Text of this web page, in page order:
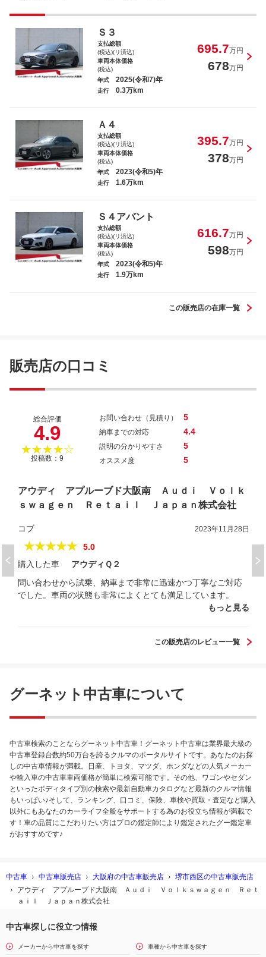
アウディ Ａ３ スポーツバック３０ＴＦ
ＳＩ
ワトロ Ｓライン
アウディ Ａ８ ５５ＴＦＳＩクワトロ
グレード
Ｓ３
支払総額
(税込)(リ済込)
695.7万円
車両本体価格
(税込)
678万円
年式 2025(令和7)年
走行 0.3万km
Ａ４
支払総額
(税込)(リ済込)
395.7万円
車両本体価格
(税込)
378万円
年式 2023(令和5)年
走行 1.6万km
Ｓ４アバント
支払総額
(税込)(リ済込)
616.7万円
車両本体価格
(税込)
598万円
年式 2023(令和5)年
走行 1.9万km
この販売店の在庫一覧
販売店の口コミ
総合評価
4.9
★★★★☆
投稿数：9
お問い合わせ（見積り） 5
納車までの対応 4.4
説明の分かりやすさ 5
オススメ度 5
アウディ アプルーブド大阪南 Ａｕｄｉ Ｖｏｌｋ
ｓｗａｇｅｎ Ｒｅｔａｉｌ Ｊａｐａｎ株式会社
コブ 2023年11月28日
★★★★★
5.0
購入した車
アウディＱ２
問い合わせから試乗、納車まで非常に迅速かつ丁寧なご対応
でした。車両の状態も非常によくとても満足しています。
もっと見る
この販売店のレビュー一覧
グーネット中古車について
中古車検索のことならグーネット中古車！グーネット中古車は業界最大級の
中古車登録台数約50万台を誇るクルマのポータルサイトです。あなたのお探
しの中古車情報が満載。日産、トヨタ、マツダ、ホンダなどの人気メーカー
や輸入車の中古車車両価格が簡単に検索可能です。その他、ワゴンやセダン
といったボディタイプ別の検索や最新自動車カタログなど最新のクルマ情報
もいっぱい♪そして、ランキング、口コミ、保険、車検や買取・査定など購入
以外にもあなたのカーライフ全般をサポートする為のお役立ち情報が満載で
す！車の品質にこだわりたい方はプロの鑑定師により鑑定されたグー鑑定車
がおすすめです♪
中古車 中古車販売店 大阪府の中古車販売店
堺市西区の中古車販売店
アウディ アプルーブド大阪南 Ａｕｄｉ Ｖｏｌｋｓｗａｇｅｎ Ｒｅｔ
ａｉｌ Ｊａｐａｎ株式会社
中古車探しに役立つ情報
メーカーから中古車を探す 車種から中古車を探す